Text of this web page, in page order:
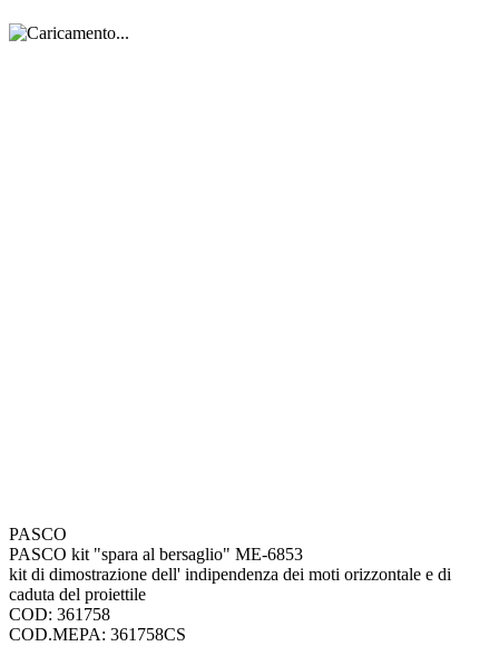
PASCO
PASCO kit "spara al bersaglio" ME-6853
kit di dimostrazione dell' indipendenza dei moti orizzontale e di
caduta del proiettile
COD: 361758
COD.MEPA: 361758CS